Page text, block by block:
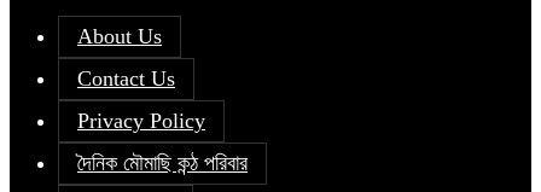
About Us
Contact Us
Privacy Policy
দৈনিক মৌমাছি কন্ঠ পরিবার